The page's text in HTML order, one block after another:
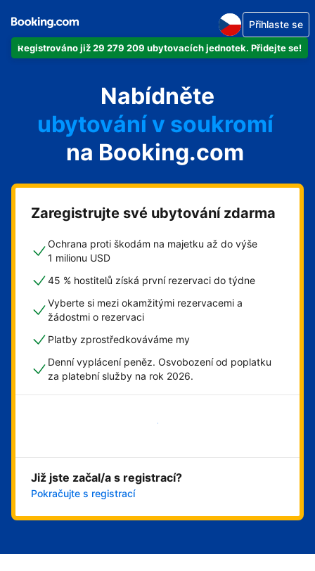
Registrováno již 29 279 209 ubytovacích jednotek. Přidejte se!
Přihlaste se
Nabídněte
svůj byt
svůj hotel
ubytování v soukromí
svůj penzion
svou chatu
na Booking.com
Zaregistrujte své ubytování zdarma
Ochrana proti škodám na majetku až do výše
1 milionu USD
45 % hostitelů získá první rezervaci do týdne
Vyberte si mezi okamžitými rezervacemi a
žádostmi o rezervaci
Platby zprostředkováváme my
Denní vyplácení peněz. Osvobození od poplatku
za platební služby na rok 2026.
Začít hned
Již jste začal/a s registrací?
Pokračujte s registrací